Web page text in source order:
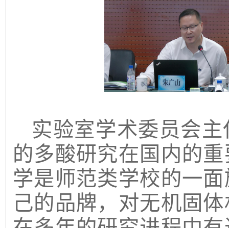
实验室学术委员会
的多酸研究在国内的
学是师范类学校的一
己的品牌，对无机固